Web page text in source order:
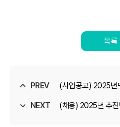
목록
PREV (사업공고) 2025년
전규제 연구개발사
NEXT (채용) 2025년 추진